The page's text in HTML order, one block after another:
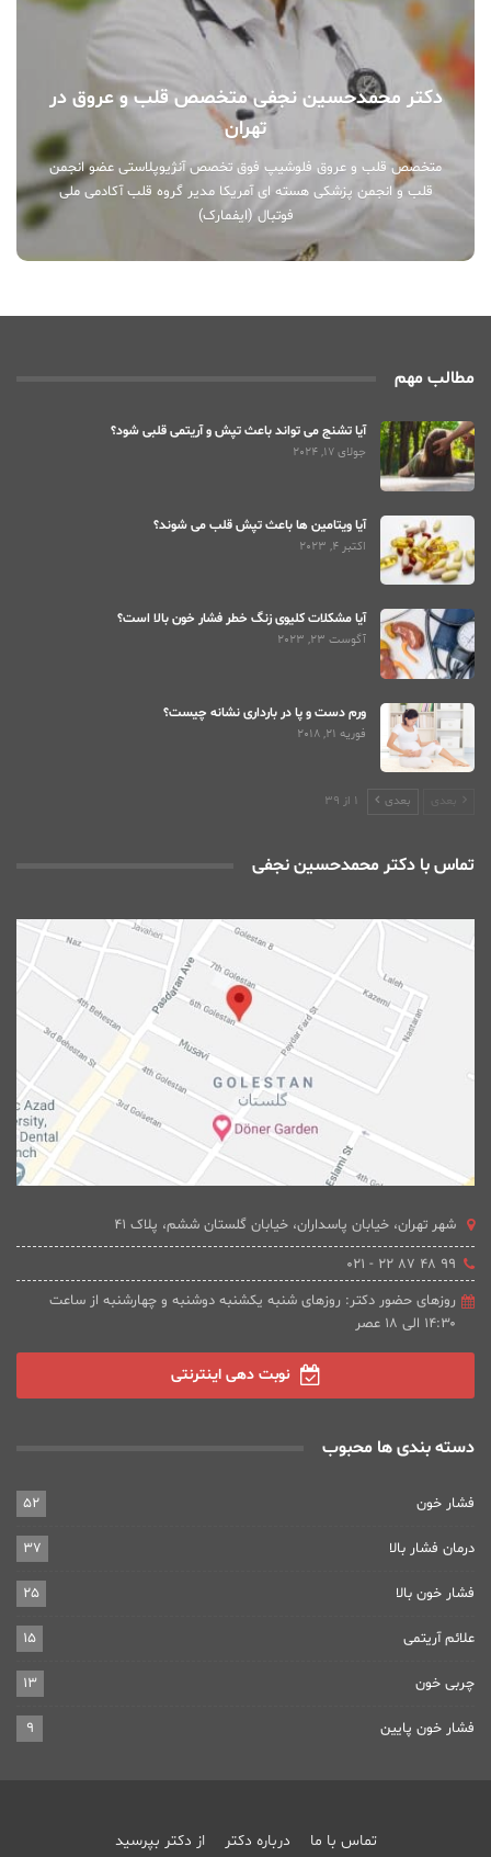
دکتر محمدحسین نجفی متخصص قلب و عروق در
تهران
متخصص قلب و عروق فلوشیپ فوق تخصص آنژیوپلاستی عضو انجمن
قلب و انجمن پزشکی هسته ای آمریکا مدیر گروه قلب آکادمی ملی
فوتبال (ایفمارک)
مطالب مهم
آیا تشنج می تواند باعث تپش و آریتمی قلبی شود؟
جولای 17, 2024
آیا ویتامین ها باعث تپش قلب می شوند؟
اکتبر 4, 2023
آیا مشکلات کلیوی زنگ خطر فشار خون بالا است؟
آگوست 23, 2023
ورم دست و پا در بارداری نشانه چیست؟
فوریه 21, 2018
بعدی بعدی 1 از 39
تماس با دکتر محمدحسین نجفی
شهر تهران، خیابان پاسداران، خیابان گلستان ششم، پلاک 41
۹۹ ۴۸ ۸۷ ۲۲ - ۰۲۱
روزهای حضور دکتر: روزهای شنبه یکشنبه دوشنبه و چهارشنبه از ساعت
۱۴:۳۰ الی ۱۸ عصر
نوبت دهی اینترنتی
دسته بندی ها محبوب
فشار خون 52
درمان فشار بالا 37
فشار خون بالا 25
علائم آریتمی 15
چربی خون 13
فشار خون پایین 9
تماس با ما درباره دکتر از دکتر بپرسید